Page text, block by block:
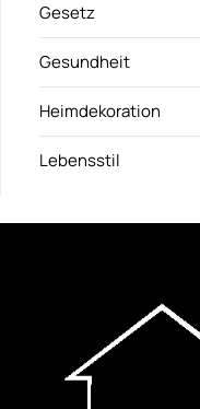
Gesetz
Gesundheit
Heimdekoration
Lebensstil